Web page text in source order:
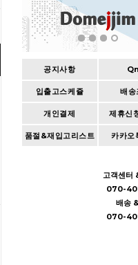
공지사항
입출고스케쥴 배송
개인결제 제휴신
품절&재입고리스트 카카오
고객센터
070-
배송
070-
Cart | Wishlist